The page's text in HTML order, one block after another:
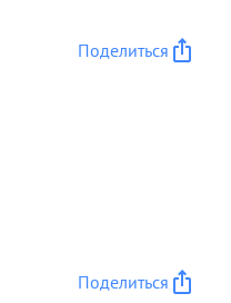
Поделиться
Поделиться